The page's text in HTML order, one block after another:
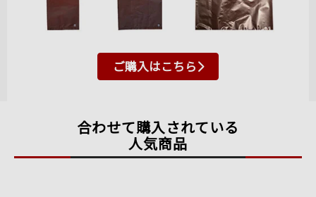
ご購入はこちら
合わせて購入されている
人気商品